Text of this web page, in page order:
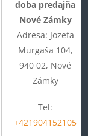
doba predajňa
Nové Zámky
Adresa: Jozefa
Murgaša 104,
940 02, Nové
Zámky
Tel:
+421904152105